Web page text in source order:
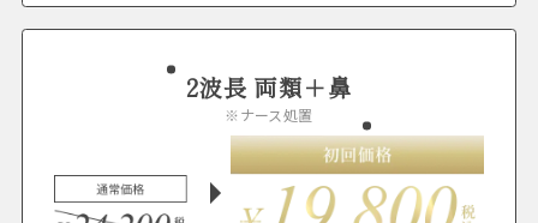
2波長 両類＋鼻
※ナース処置